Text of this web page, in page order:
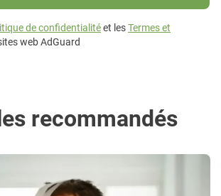
de confidentialitéet lesTermes et
web AdGuard
recommandés